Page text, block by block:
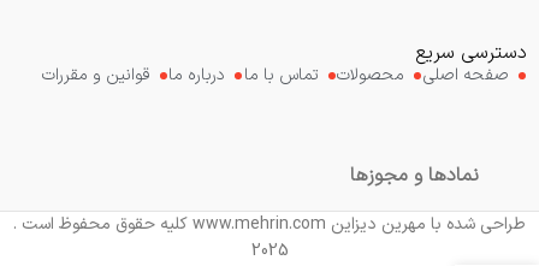
دسترسی سریع
صفحه اصلی محصولات تماس با ما درباره ما قوانین و مقررات
نمادها و مجوزها
طراحی شده با مهرین دیزاین www.mehrin.com کلیه حقوق محفوظ است .
2025